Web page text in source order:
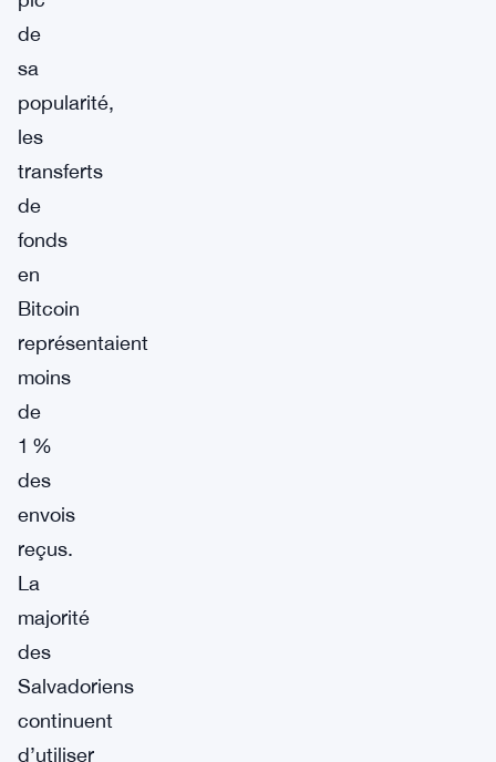
de
sa
popularité,
les
transferts
de
fonds
en
Bitcoin
représentaient
moins
de
1 %
des
envois
reçus.
La
majorité
des
Salvadoriens
continuent
d’utiliser